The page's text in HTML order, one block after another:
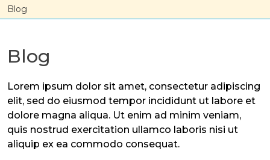
Skip
to
Blog
Blog
Lorem ipsum dolor sit amet, consectetur adipiscing
elit, sed do eiusmod tempor incididunt ut labore et
dolore magna aliqua. Ut enim ad minim veniam,
quis nostrud exercitation ullamco laboris nisi ut
aliquip ex ea commodo consequat.